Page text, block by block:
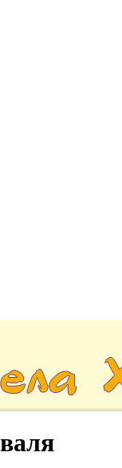
истории,
шаржи, стихи,